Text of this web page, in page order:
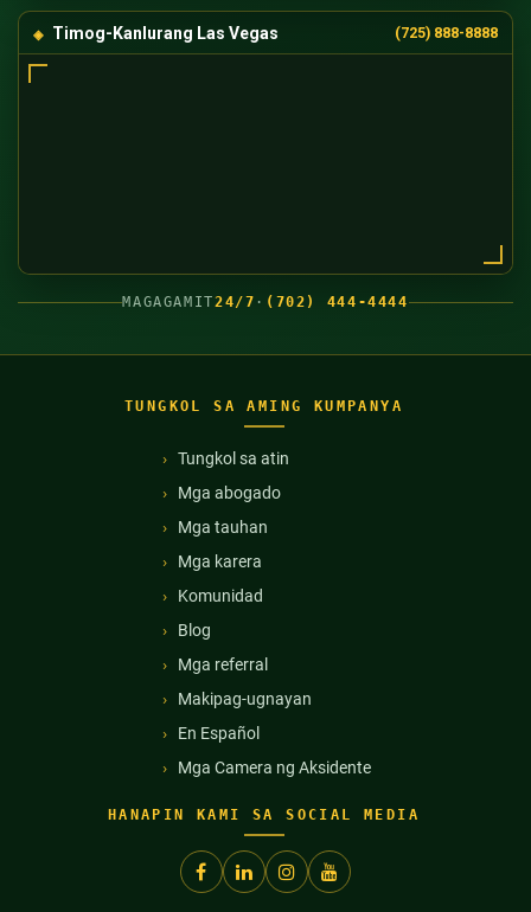
Timog-Kanlurang Las Vegas (725) 888-8888
MAGAGAMIT24/7 · (702) 444-4444
TUNGKOL SA AMING KUMPANYA
Tungkol sa atin
Mga abogado
Mga tauhan
Mga karera
Komunidad
Blog
Mga referral
Makipag-ugnayan
En Español
Mga Camera ng Aksidente
HANAPIN KAMI SA SOCIAL MEDIA